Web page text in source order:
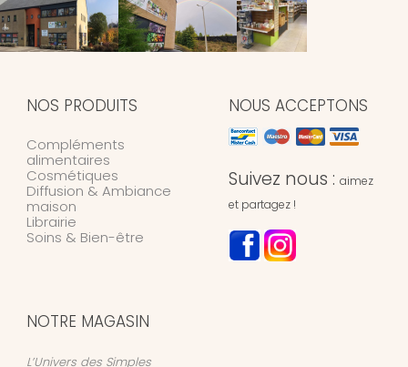
NOS PRODUITS
Compléments
alimentaires
Cosmétiques
Diffusion & Ambiance
maison
Librairie
Soins & Bien-être
NOUS ACCEPTONS
Suivez nous : aimez
et partagez !
NOTRE MAGASIN
L’Univers des Simples